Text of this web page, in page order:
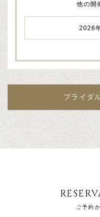
他の開
2026
ブライダ
ご予約